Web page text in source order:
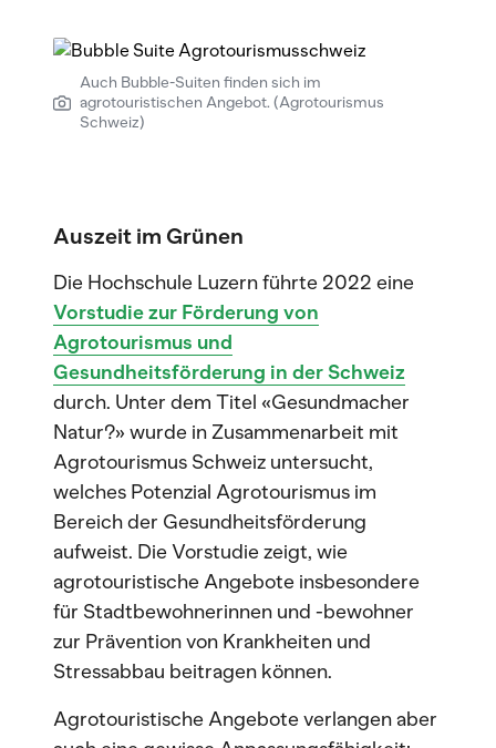
Auch Bubble-Suiten finden sich im
agrotouristischen Angebot. (Agrotourismus
Schweiz)
Auszeit im Grünen
Die Hochschule Luzern führte 2022 eine
Vorstudie zur Förderung von
Agrotourismus und
Gesundheitsförderung in der Schweiz
durch. Unter dem Titel «Gesundmacher
Natur?» wurde in Zusammenarbeit mit
Agrotourismus Schweiz untersucht,
welches Potenzial Agrotourismus im
Bereich der Gesundheitsförderung
aufweist. Die Vorstudie zeigt, wie
agrotouristische Angebote insbesondere
für Stadtbewohnerinnen und -bewohner
zur Prävention von Krankheiten und
Stressabbau beitragen können.
Agrotouristische Angebote verlangen aber